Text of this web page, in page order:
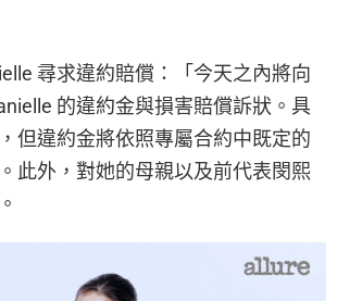
尋求違約賠償：「今天之內將向
的違約金與損害賠償訴狀。具
但違約金將依照專屬合約中既定的
此外，對她的母親以及前代表閔熙